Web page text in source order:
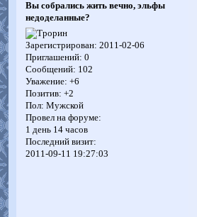
Вы собрались жить вечно, эльфы
недоделанные?
Зарегистрирован: 2011-02-06
Приглашений: 0
Сообщений: 102
Уважение: +6
Позитив: +2
Пол: Мужской
Провел на форуме:
1 день 14 часов
Последний визит:
2011-09-11 19:27:03